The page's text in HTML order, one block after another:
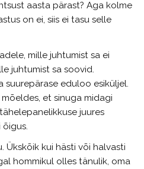
aasta pärast? Aga kolme
on ei, siis ei tasu selle
mille juhtumist sa ei
juhtumist sa soovid.
eduloo esiküljel.
et sinuga midagi
juures
Ükskõik kui hästi või halvasti
hommikul olles tänulik, oma